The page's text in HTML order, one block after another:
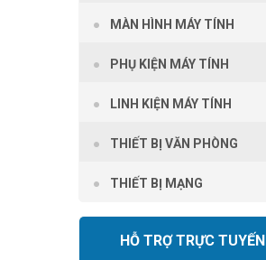
MÀN HÌNH MÁY TÍNH
PHỤ KIỆN MÁY TÍNH
LINH KIỆN MÁY TÍNH
THIẾT BỊ VĂN PHÒNG
THIẾT BỊ MẠNG
HỖ TRỢ TRỰC TUYẾN